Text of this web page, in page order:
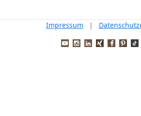
Impressum |